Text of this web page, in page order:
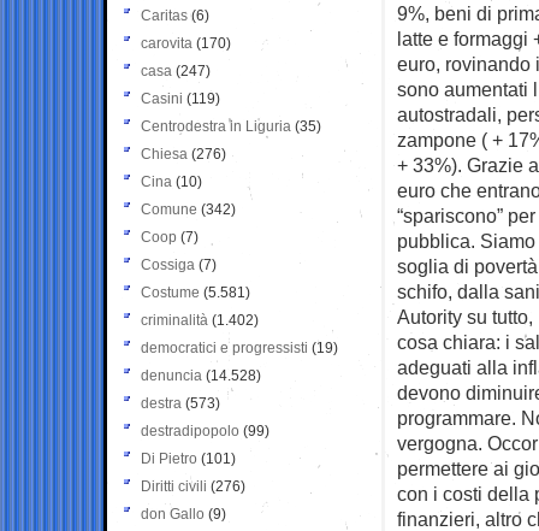
9%, beni di
latte e formaggi
euro, rovinando
sono aumentati
autostradali,
zampone ( +
+ 33%). Grazie
euro che
“spariscono”
pubblica.
soglia di
schifo, dalla
Autority su tutto,
cosa chiara: i
adeguati alla
devono
programmare.
vergogna.
permettere ai
con i costi della
finanzieri, altro
Caritas (6)
carovita (170)
casa (247)
Casini (119)
Centrodestra in Liguria (35)
Chiesa (276)
Cina (10)
Comune (342)
Coop (7)
Cossiga (7)
Costume (5.581)
criminalità (1.402)
democratici e progressisti (19)
denuncia (14.528)
destra (573)
destradipopolo (99)
Di Pietro (101)
Diritti civili (276)
don Gallo (9)